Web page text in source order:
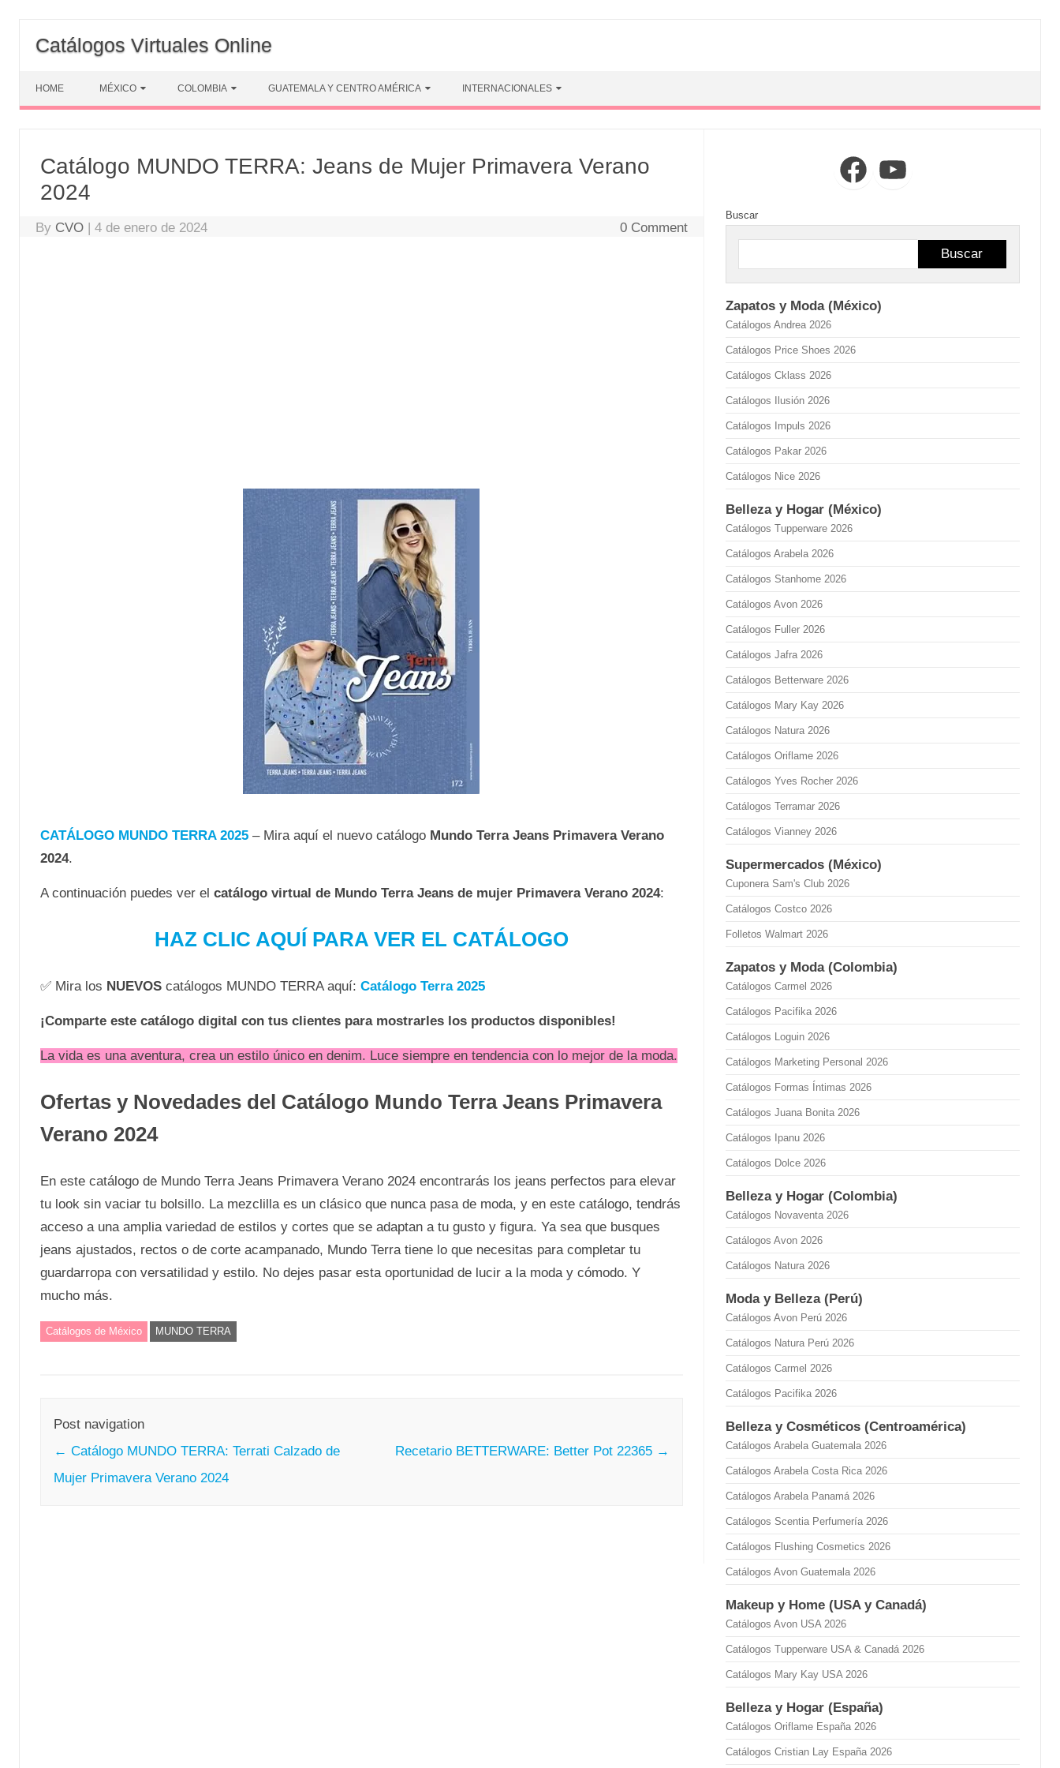
content
Catálogos Virtuales Online
HOME MÉXICO COLOMBIA GUATEMALA Y CENTRO AMÉRICA INTERNACIONALES
Catálogo MUNDO TERRA: Jeans de Mujer Primavera Verano
2024
By CVO | 4 de enero de 2024 0 Comment
CATÁLOGO MUNDO TERRA 2025– Mira aquí el nuevo catálogo Mundo Terra Jeans Primavera Verano
2024.
A continuación puedes ver el catálogo virtual de Mundo Terra Jeans de mujer Primavera Verano 2024:
HAZ CLIC AQUÍ PARA VER EL CATÁLOGO
✅ Mira los NUEVOScatálogos MUNDO TERRA aquí: Catálogo Terra 2025
¡Comparte este catálogo digital con tus clientes para mostrarles los productos disponibles!
La vida es una aventura, crea un estilo único en denim. Luce siempre en tendencia con lo mejor de la moda.
Ofertas y Novedades del Catálogo Mundo Terra Jeans Primavera
Verano 2024
En este catálogo de Mundo Terra Jeans Primavera Verano 2024 encontrarás los jeans perfectos para elevar
tu look sin vaciar tu bolsillo. La mezclilla es un clásico que nunca pasa de moda, y en este catálogo, tendrás
acceso a una amplia variedad de estilos y cortes que se adaptan a tu gusto y figura. Ya sea que busques
jeans ajustados, rectos o de corte acampanado, Mundo Terra tiene lo que necesitas para completar tu
guardarropa con versatilidad y estilo. No dejes pasar esta oportunidad de lucir a la moda y cómodo. Y
mucho más.
Catálogos de México MUNDO TERRA
Post navigation
← Catálogo MUNDO TERRA: Terrati Calzado de
Mujer Primavera Verano 2024
Recetario BETTERWARE: Better Pot 22365 →
FacebookYouTube
Buscar
Buscar
Zapatos y Moda (México)
Catálogos Andrea 2026
Catálogos Price Shoes 2026
Catálogos Cklass 2026
Catálogos Ilusión 2026
Catálogos Impuls 2026
Catálogos Pakar 2026
Catálogos Nice 2026
Belleza y Hogar (México)
Catálogos Tupperware 2026
Catálogos Arabela 2026
Catálogos Stanhome 2026
Catálogos Avon 2026
Catálogos Fuller 2026
Catálogos Jafra 2026
Catálogos Betterware 2026
Catálogos Mary Kay 2026
Catálogos Natura 2026
Catálogos Oriflame 2026
Catálogos Yves Rocher 2026
Catálogos Terramar 2026
Catálogos Vianney 2026
Supermercados (México)
Cuponera Sam's Club 2026
Catálogos Costco 2026
Folletos Walmart 2026
Zapatos y Moda (Colombia)
Catálogos Carmel 2026
Catálogos Pacifika 2026
Catálogos Loguin 2026
Catálogos Marketing Personal 2026
Catálogos Formas Íntimas 2026
Catálogos Juana Bonita 2026
Catálogos Ipanu 2026
Catálogos Dolce 2026
Belleza y Hogar (Colombia)
Catálogos Novaventa 2026
Catálogos Avon 2026
Catálogos Natura 2026
Moda y Belleza (Perú)
Catálogos Avon Perú 2026
Catálogos Natura Perú 2026
Catálogos Carmel 2026
Catálogos Pacifika 2026
Belleza y Cosméticos (Centroamérica)
Catálogos Arabela Guatemala 2026
Catálogos Arabela Costa Rica 2026
Catálogos Arabela Panamá 2026
Catálogos Scentia Perfumería 2026
Catálogos Flushing Cosmetics 2026
Catálogos Avon Guatemala 2026
Makeup y Home (USA y Canadá)
Catálogos Avon USA 2026
Catálogos Tupperware USA & Canadá 2026
Catálogos Mary Kay USA 2026
Belleza y Hogar (España)
Catálogos Oriflame España 2026
Catálogos Cristian Lay España 2026